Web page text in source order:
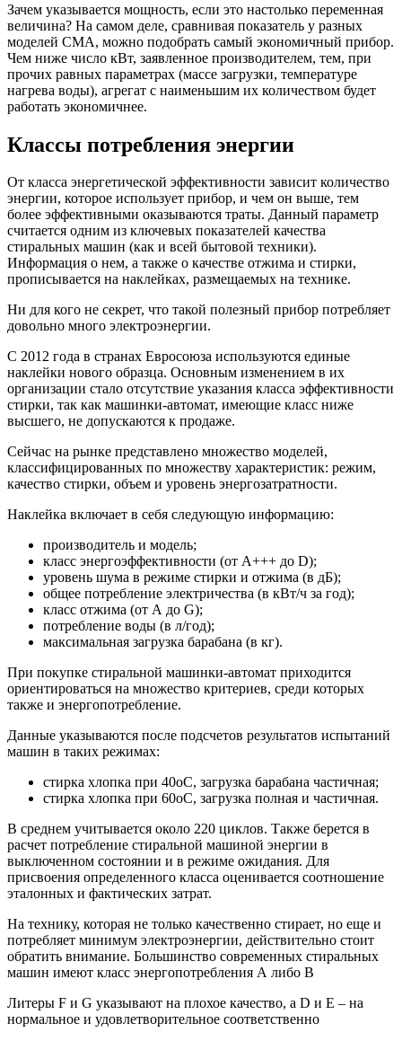
Зачем указывается мощность, если это настолько переменная
величина? На самом деле, сравнивая показатель у разных
моделей СМА, можно подобрать самый экономичный прибор.
Чем ниже число кВт, заявленное производителем, тем, при
прочих равных параметрах (массе загрузки, температуре
нагрева воды), агрегат с наименьшим их количеством будет
работать экономичнее.
Классы потребления энергии
От класса энергетической эффективности зависит количество
энергии, которое использует прибор, и чем он выше, тем
более эффективными оказываются траты. Данный параметр
считается одним из ключевых показателей качества
стиральных машин (как и всей бытовой техники).
Информация о нем, а также о качестве отжима и стирки,
прописывается на наклейках, размещаемых на технике.
Ни для кого не секрет, что такой полезный прибор потребляет
довольно много электроэнергии.
С 2012 года в странах Евросоюза используются единые
наклейки нового образца. Основным изменением в их
организации стало отсутствие указания класса эффективности
стирки, так как машинки-автомат, имеющие класс ниже
высшего, не допускаются к продаже.
Сейчас на рынке представлено множество моделей,
классифицированных по множеству характеристик: режим,
качество стирки, объем и уровень энергозатратности.
Наклейка включает в себя следующую информацию:
производитель и модель;
класс энергоэффективности (от А+++ до D);
уровень шума в режиме стирки и отжима (в дБ);
общее потребление электричества (в кВт/ч за год);
класс отжима (от А до G);
потребление воды (в л/год);
максимальная загрузка барабана (в кг).
При покупке стиральной машинки-автомат приходится
ориентироваться на множество критериев, среди которых
также и энергопотребление.
Данные указываются после подсчетов результатов испытаний
машин в таких режимах:
стирка хлопка при 40оС, загрузка барабана частичная;
стирка хлопка при 60оС, загрузка полная и частичная.
В среднем учитывается около 220 циклов. Также берется в
расчет потребление стиральной машиной энергии в
выключенном состоянии и в режиме ожидания. Для
присвоения определенного класса оценивается соотношение
эталонных и фактических затрат.
На технику, которая не только качественно стирает, но еще и
потребляет минимум электроэнергии, действительно стоит
обратить внимание. Большинство современных стиральных
машин имеют класс энергопотребления А либо В
Литеры F и G указывают на плохое качество, а D и Е – на
нормальное и удовлетворительное соответственно